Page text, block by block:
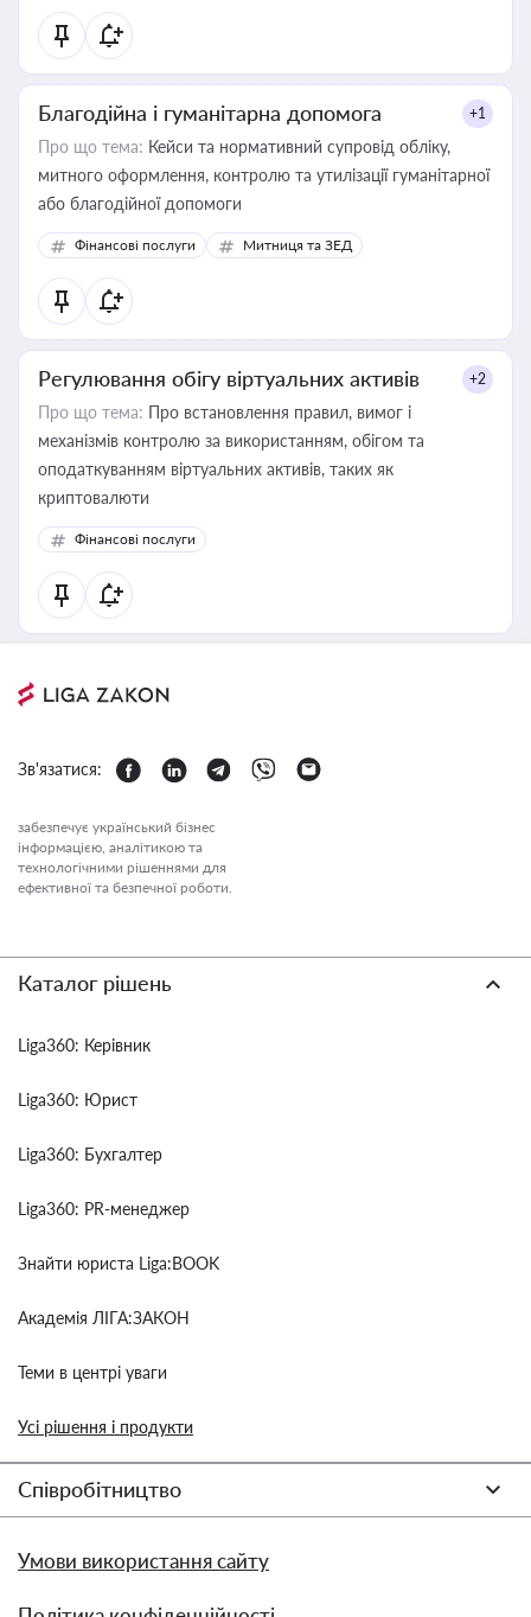
Благодійна і гуманітарна допомога +1
Про що тема: Кейси та нормативний супровід обліку,
митного оформлення, контролю та утилізації гуманітарної
або благодійної допомоги
Фінансові послуги Митниця та ЗЕД
Регулювання обігу віртуальних активів +2
Про що тема: Про встановлення правил, вимог і
механізмів контролю за використанням, обігом та
оподаткуванням віртуальних активів, таких як
криптовалюти
Фінансові послуги
Зв'язатися:
забезпечує український бізнес
інформацією, аналітикою та
технологічними рішеннями для
ефективної та безпечної роботи.
Каталог рішень
Liga360: Керівник
Liga360: Юрист
Liga360: Бухгалтер
Liga360: PR-менеджер
Знайти юриста Liga:BOOK
Академія ЛІГА:ЗАКОН
Теми в центрі уваги
Усі рішення і продукти
Співробітництво
Умови використання сайту